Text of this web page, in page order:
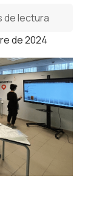
de 2024
de lectura